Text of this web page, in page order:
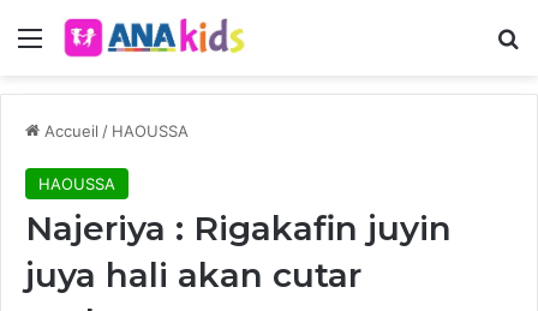
Menu
Accueil / HAOUSSA
HAOUSSA
Najeriya : Rigakafin juyin
juya hali akan cutar